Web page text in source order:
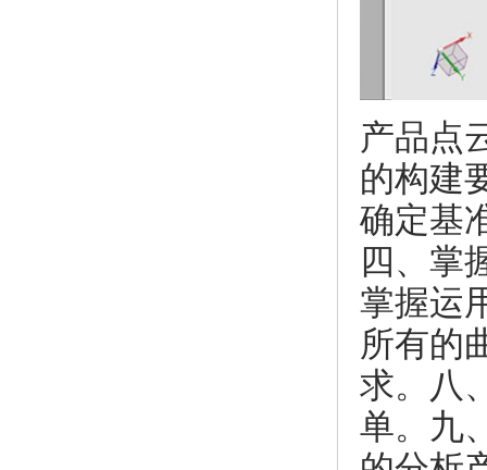
产品点
的构建
确定基
四、掌
掌握运
所有的
求。八
单。九